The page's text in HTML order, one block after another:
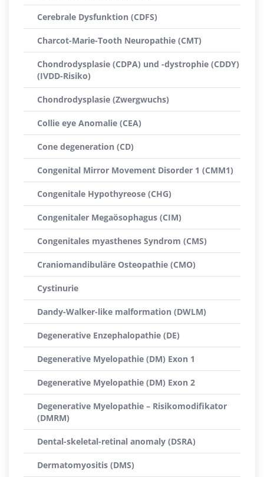
Cerebrale Dysfunktion (CDFS)
Charcot-Marie-Tooth Neuropathie (CMT)
Chondrodysplasie (CDPA) und -dystrophie (CDDY)
(IVDD-Risiko)
Chondrodysplasie (Zwergwuchs)
Collie eye Anomalie (CEA)
Cone degeneration (CD)
Congenital Mirror Movement Disorder 1 (CMM1)
Congenitale Hypothyreose (CHG)
Congenitaler Megaösophagus (CIM)
Congenitales myasthenes Syndrom (CMS)
Craniomandibuläre Osteopathie (CMO)
Cystinurie
Dandy-Walker-like malformation (DWLM)
Degenerative Enzephalopathie (DE)
Degenerative Myelopathie (DM) Exon 1
Degenerative Myelopathie (DM) Exon 2
Degenerative Myelopathie – Risikomodifikator
(DMRM)
Dental-skeletal-retinal anomaly (DSRA)
Dermatomyositis (DMS)